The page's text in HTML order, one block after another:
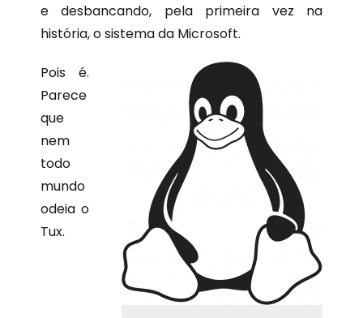
e desbancando, pela primeira vez na
história, o sistema da Microsoft.
Pois é.
Parece
que
nem
todo
mundo
odeia o
Tux.